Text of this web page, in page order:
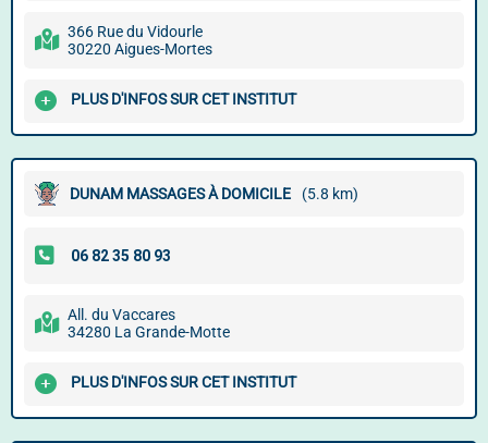
366 Rue du Vidourle
30220 Aigues-Mortes
PLUS D'INFOS SUR CET INSTITUT
DUNAM MASSAGES À DOMICILE (5.8 km)
All. du Vaccares
34280 La Grande-Motte
PLUS D'INFOS SUR CET INSTITUT